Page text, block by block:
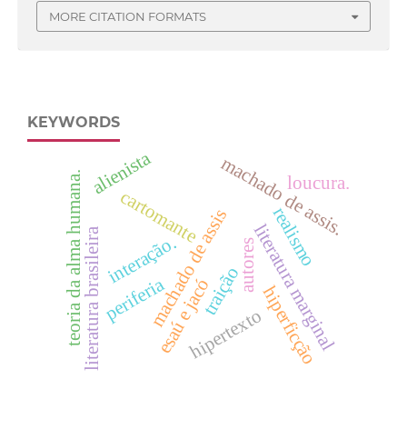
MORE CITATION FORMATS
KEYWORDS
realismo
machado de assis
esaú e jacó literatura marginal
autores
periferia
cartomante
traição
machado de assis.
literatura brasileira
teoria da alma humana. hiperficção
hipertexto
interação.
loucura.
alienista